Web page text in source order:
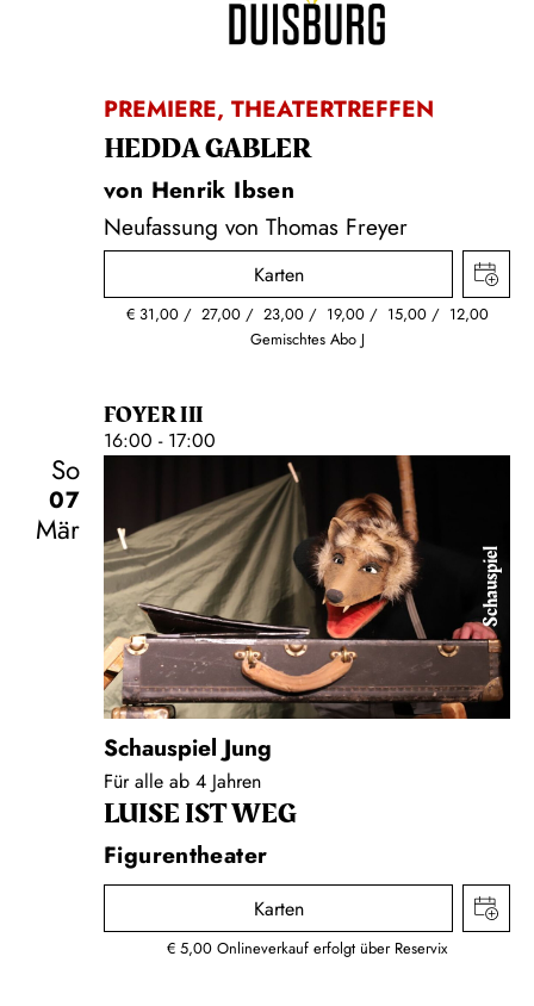
PREMIERE, THEATERTREFFEN
HEDDA GABLER
von Henrik Ibsen
Neufassung von Thomas Freyer
Karten
€ 31,00 27,00 23,00 19,00 15,00
12,00
Gemischtes Abo J
FOYER III
16:00 - 17:00
So
07
Mär
Schauspiel
Schauspiel Jung
Für alle ab 4 Jahren
LUISE IST WEG
Figurentheater
Karten
€ 5,00 Onlineverkauf erfolgt über Reservix